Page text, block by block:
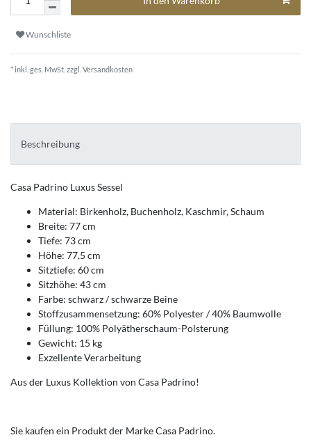
Wunschliste
* inkl. ges. MwSt. zzgl. Versandkosten
Beschreibung
Casa Padrino Luxus Sessel
Material: Birkenholz, Buchenholz, Kaschmir, Schaum
Breite: 77 cm
Tiefe: 73 cm
Höhe: 77,5 cm
Sitztiefe: 60 cm
Sitzhöhe: 43 cm
Farbe: schwarz / schwarze Beine
Stoffzusammensetzung: 60% Polyester / 40% Baumwolle
Füllung: 100% Polyätherschaum-Polsterung
Gewicht: 15 kg
Exzellente Verarbeitung
Aus der Luxus Kollektion von Casa Padrino!
Sie kaufen ein Produkt der Marke Casa Padrino.